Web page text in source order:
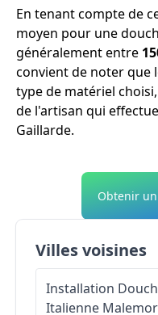
En tenant compte de
moyen pour une
généralement entre
convient de noter que
type de matériel
de l'artisan qui
Gaillarde.
Obtenir
Villes voisines
Installation
Italienne